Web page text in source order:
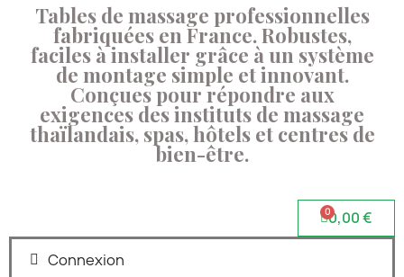
Tables de massage professionnelles
fabriquées en France. Robustes,
faciles à installer grâce à un système
de montage simple et innovant.
Conçues pour répondre aux
exigences des instituts de massage
thaïlandais, spas, hôtels et centres de
bien-être.
0,00 €
Connexion